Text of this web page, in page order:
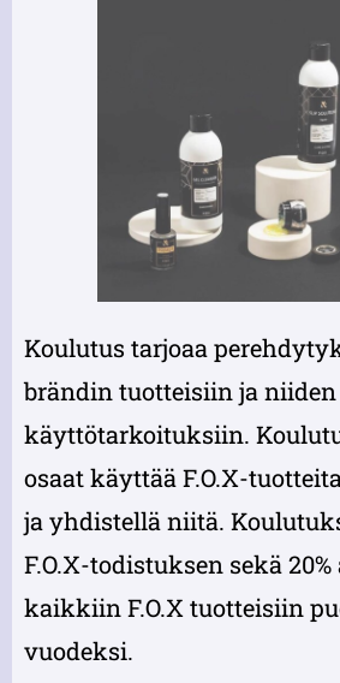
Koulutus tarjoaa
brändin tuotteisiin ja niiden
käyttötarkoituksiin.
osaat käyttää F.O.X-
ja yhdistellä niitä.
F.O.X-todistuksen sekä
kaikkiin F.O.X tuotteisiin
vuodeksi.